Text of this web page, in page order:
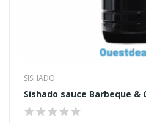
SISHADO
Sishado sauce Barbeque &